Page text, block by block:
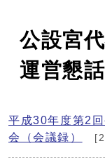
公設宮
運営懇
平成30年度第2
会（会議録）